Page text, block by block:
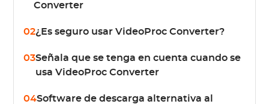
Converter
02¿Es seguro usar VideoProc Converter?
03Señala que se tenga en cuenta cuando se
usa VideoProc Converter
04Software de descarga alternativa al